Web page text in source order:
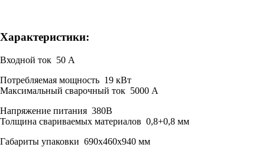
Характеристики:
Входной ток 50 А
Потребляемая мощность 19 кВт
Максимальный сварочный ток 5000 А
Напряжение питания 380В
Толщина свариваемых материалов 0,8+0,8 мм
Габариты упаковки 690х460х940 мм